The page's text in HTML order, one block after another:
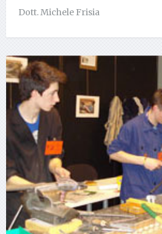
Dott. Michele Frisia